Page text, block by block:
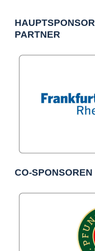
PARTNER
CO-SPONSOREN